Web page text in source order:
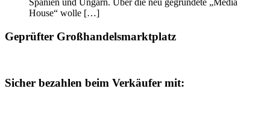
House“ wolle […]
Geprüfter Großhandelsmarktplatz
Sicher bezahlen beim Verkäufer mit: